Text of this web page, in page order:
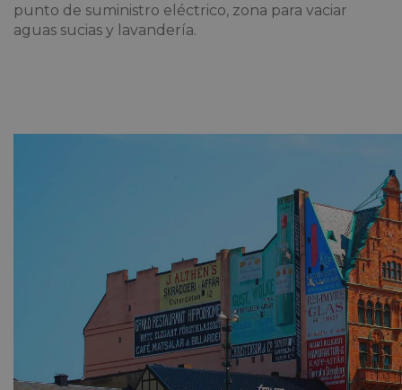
punto de suministro eléctrico, zona para vaciar
aguas sucias y lavandería.